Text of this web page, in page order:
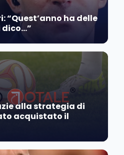
“Quest’anno ha delle
alla strategia di
acquistato il